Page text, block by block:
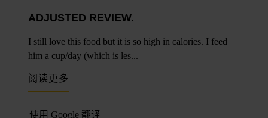
ADJUSTED REVIEW.
阅读更多
I still love this food but it is so high in calories. I feed
him a cup/day (which is les...
使用 Google 翻译